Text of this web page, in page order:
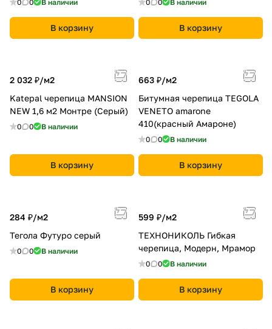
0 0 В наличии
В корзину
0 0 В наличии
В корзину
2 032 ₽/м2
Katepal черепица MANSION
NEW 1,6 м2 Монтре (Серый)
0 0 В наличии
В корзину
663 ₽/м2
Битумная черепица TEGOLA
VENETO amarone
410(красный Амароне)
0 0 В наличии
В корзину
284 ₽/м2
Тегола Футуро серый
0 0 В наличии
В корзину
599 ₽/м2
ТЕХНОНИКОЛЬ Гибкая
черепица, Модерн, Мрамор
0 0 В наличии
В корзину